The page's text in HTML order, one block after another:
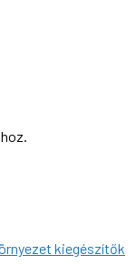
kiegészítők